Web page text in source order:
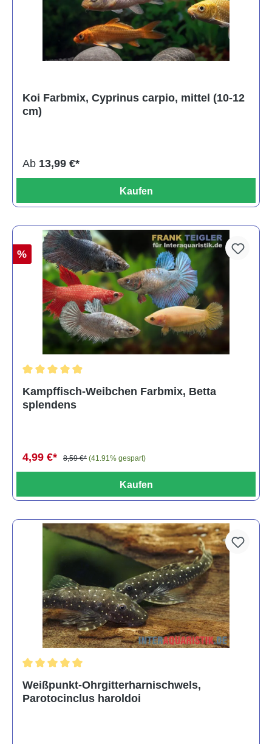
Koi Farbmix, Cyprinus carpio, mittel (10-12
cm)
Ab 13,99 €*
Kaufen
%
Kampffisch-Weibchen Farbmix, Betta
splendens
4,99 €* 8,59 €* (41.91% gespart)
Kaufen
Weißpunkt-Ohrgitterharnischwels,
Parotocinclus haroldoi